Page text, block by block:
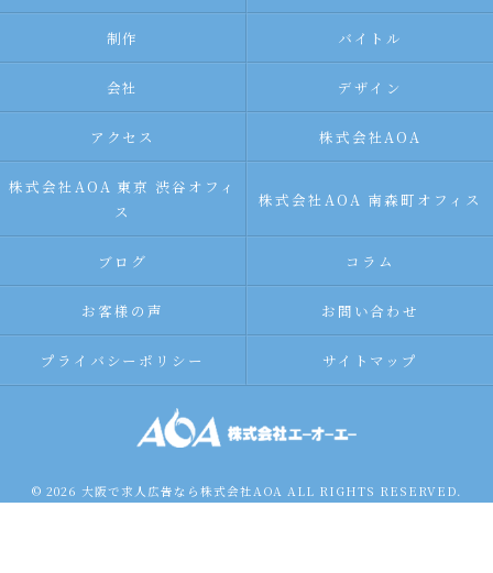
制作 バイトル
会社 デザイン
アクセス 株式会社AOA
株式会社AOA 東京 渋谷オフィ
ス
株式会社AOA 南森町オフィス
ブログ コラム
お客様の声 お問い合わせ
プライバシーポリシー サイトマップ
© 2026 大阪で求人広告なら株式会社AOA ALL RIGHTS RESERVED.